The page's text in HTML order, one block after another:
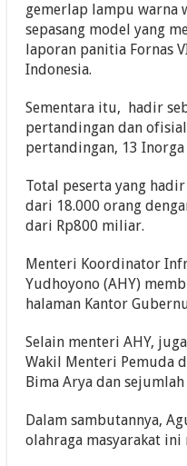
gemerlap lampu warna
sepasang model yang
laporan panitia Fornas
Indonesia.
Sementara itu, hadir
pertandingan dan
pertandingan, 13
Total peserta yang
dari 18.000 orang
dari Rp800 miliar.
Menteri Koordinator
Yudhoyono (AHY)
halaman Kantor
Selain menteri AHY,
Wakil Menteri Pemuda
Bima Arya dan
Dalam sambutannya,
olahraga masyarakat